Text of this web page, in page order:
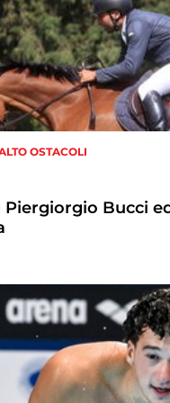
OSTACOLI
Piergiorgio Bucci